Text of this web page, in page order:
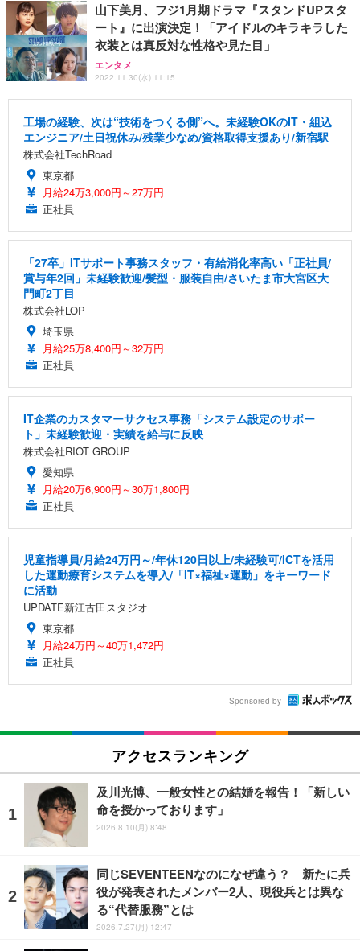
山下美月、フジ1月期ドラマ『スタンドUPスタ
ート』に出演決定！「アイドルのキラキラした
衣装とは真反対な性格や見た目」
エンタメ
2022.11.30(水) 11:15
工場の経験、次は“技術をつくる側”へ。未経験OKのIT・組込
エンジニア/土日祝休み/残業少なめ/資格取得支援あり/新宿駅
株式会社TechRoad
東京都
月給24万3,000円～27万円
正社員
「27卒」ITサポート事務スタッフ・有給消化率高い「正社員/
賞与年2回」未経験歓迎/髪型・服装自由/さいたま市大宮区大
門町2丁目
株式会社LOP
埼玉県
月給25万8,400円～32万円
正社員
IT企業のカスタマーサクセス事務「システム設定のサポー
ト」未経験歓迎・実績を給与に反映
株式会社RIOT GROUP
愛知県
月給20万6,900円～30万1,800円
正社員
児童指導員/月給24万円～/年休120日以上/未経験可/ICTを活用
した運動療育システムを導入/「IT×福祉×運動」をキーワード
に活動
UPDATE新江古田スタジオ
東京都
月給24万円～40万1,472円
正社員
Sponsored by
アクセスランキング
及川光博、一般女性との結婚を報告！「新しい
命を授かっております」
2026.8.10(月) 8:48
同じSEVENTEENなのになぜ違う？ 新たに兵
役が発表されたメンバー2人、現役兵とは異な
る“代替服務”とは
2026.7.27(月) 12:47